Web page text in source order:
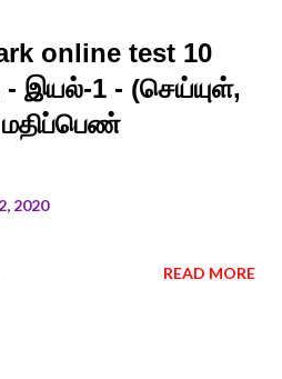
online test 10
- இயல்-1 - (செய்யுள்,
2020
READ MORE